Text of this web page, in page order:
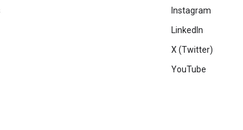
Instagram
LinkedIn
X (Twitter)
YouTube